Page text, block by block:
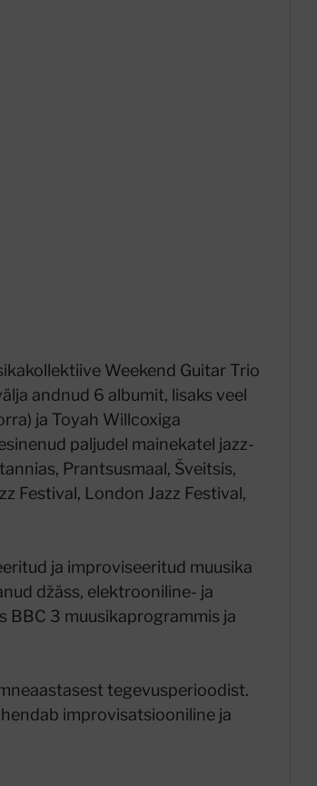
Weekend Guitar Trio
andnud 6 albumit, lisaks veel
ja Toyah Willcoxiga
paljudel mainekatel jazz-
Prantsusmaal, Šveitsis,
Festival, London Jazz Festival,
ja improviseeritud muusika
džäss, elektrooniline- ja
BBC 3 muusikaprogrammis ja
tegevusperioodist.
improvisatsiooniline ja